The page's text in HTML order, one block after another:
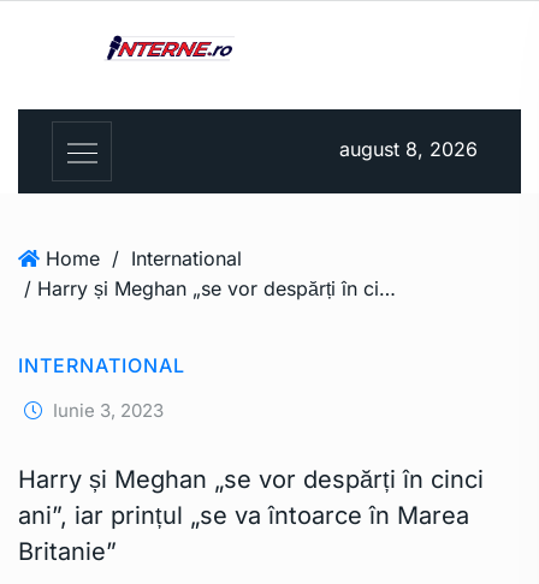
august 8, 2026
Home / International
/ Harry și Meghan „se vor despărți în cinci ani”, iar prințul „se va întoarce în Marea Britanie”
INTERNATIONAL
Iunie 3, 2023
Harry și Meghan „se vor despărți în cinci
ani”, iar prințul „se va întoarce în Marea
Britanie”